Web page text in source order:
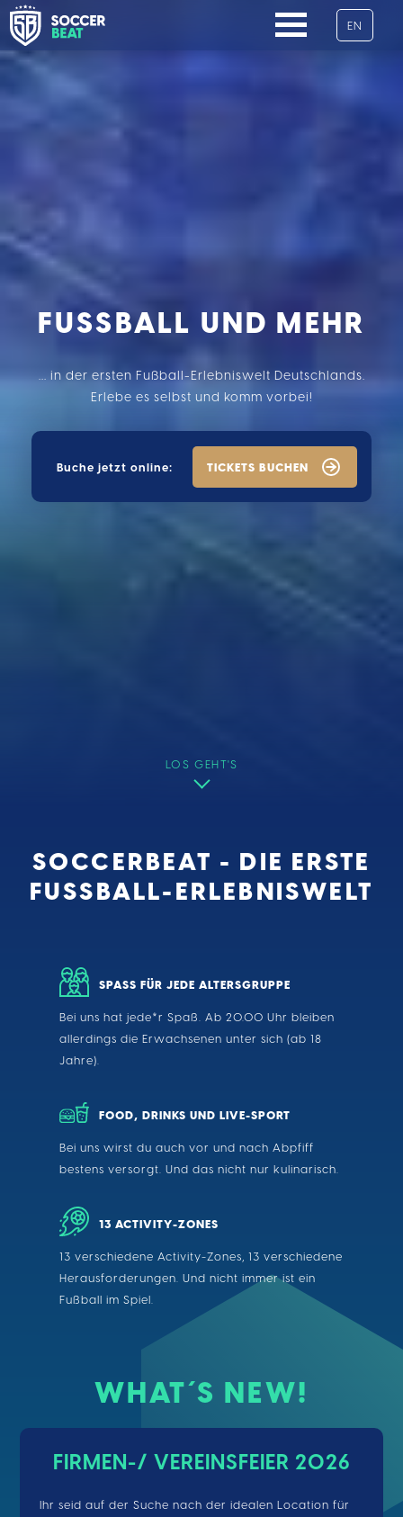
NAVIGATION
ÜBERSPRINGEN
EN
FUSSBALL UND MEHR
... in der ersten Fußball-Erlebniswelt Deutschlands.
Erlebe es selbst und komm vorbei!
Buche jetzt online: TICKETS BUCHEN
LOS GEHT'S
SOCCERBEAT - DIE ERSTE
FUSSBALL-ERLEBNISWELT
SPASS FÜR JEDE ALTERSGRUPPE
Bei uns hat jede*r Spaß. Ab 20.00 Uhr bleiben
allerdings die Erwachsenen unter sich (ab 18
Jahre).
FOOD, DRINKS UND LIVE-SPORT
Bei uns wirst du auch vor und nach Abpfiff
bestens versorgt. Und das nicht nur kulinarisch.
13 ACTIVITY-ZONES
13 verschiedene Activity-Zones, 13 verschiedene
Herausforderungen. Und nicht immer ist ein
Fußball im Spiel.
WHAT´S NEW!
FIRMEN-/ VEREINSFEIER 2026
Ihr seid auf der Suche nach der idealen Location für